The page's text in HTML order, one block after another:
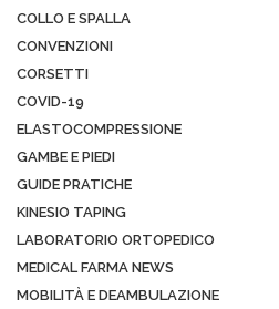
COLLO E SPALLA
CONVENZIONI
CORSETTI
COVID-19
ELASTOCOMPRESSIONE
GAMBE E PIEDI
GUIDE PRATICHE
KINESIO TAPING
LABORATORIO ORTOPEDICO
MEDICAL FARMA NEWS
MOBILITÀ E DEAMBULAZIONE